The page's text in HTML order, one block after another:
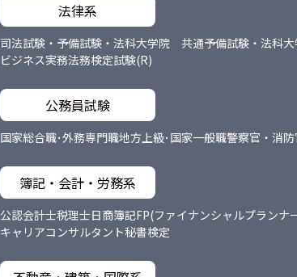
法律系
司法試験・予備試験・法科大学院 共通予備試験・法科
ビジネス実務法務検定試験(R)
公務員試験
国家総合職･外務専門職地方上級･国家一般職警察官・消防
簿記・会計・労務系
公認会計士税理士日商簿記FP(ファイナンシャルプランナー
キャリアコンサルタント秘書検定